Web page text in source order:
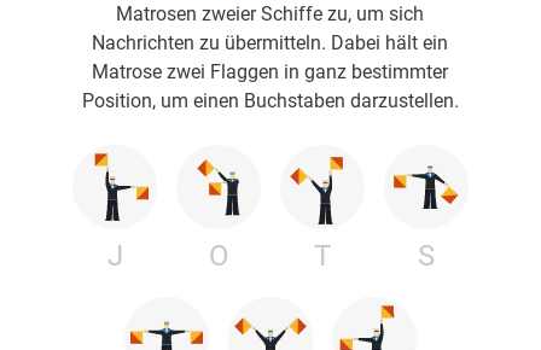
Matrosen zweier Schiffe zu, um sich
Nachrichten zu übermitteln. Dabei hält ein
Matrose zwei Flaggen in ganz bestimmter
Position, um einen Buchstaben darzustellen.
J O T S